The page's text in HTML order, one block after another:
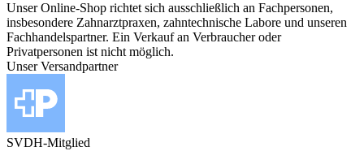
Unser Online-Shop richtet sich ausschließlich an Fachpersonen,
insbesondere Zahnarztpraxen, zahntechnische Labore und unseren
Fachhandelspartner. Ein Verkauf an Verbraucher oder
Privatpersonen ist nicht möglich.
Unser Versandpartner
SVDH-Mitglied